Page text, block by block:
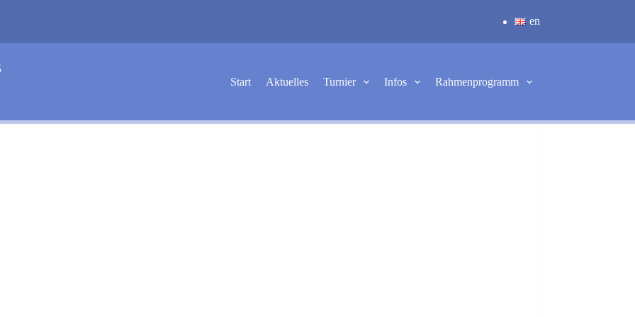
en
Start Aktuelles Turnier Infos Rahmenprogramm